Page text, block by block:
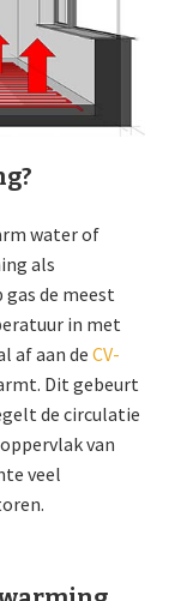
water of
als
de meest
in met
af aan de CV-
Dit gebeurt
de circulatie
van
veel